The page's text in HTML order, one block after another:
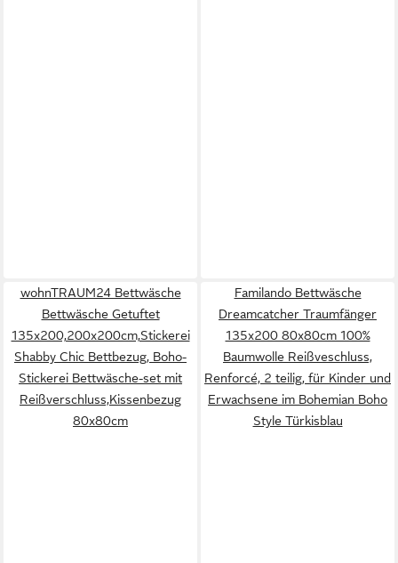
wohnTRAUM24 Bettwäsche
Bettwäsche Getuftet
135x200,200x200cm,Stickerei
Shabby Chic Bettbezug, Boho-
Stickerei Bettwäsche-set mit
Reißverschluss,Kissenbezug
80x80cm
Familando Bettwäsche
Dreamcatcher Traumfänger
135x200 80x80cm 100%
Baumwolle Reißveschluss,
Renforcé, 2 teilig, für Kinder und
Erwachsene im Bohemian Boho
Style Türkisblau